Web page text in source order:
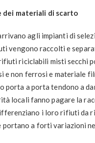
materiali di scarto
agli impianti di
vengono raccolti e
riciclabili misti secchi
non ferrosi e materiale
porta a porta tendono a
locali fanno pagare la
i loro rifiuti da
a forti variazioni